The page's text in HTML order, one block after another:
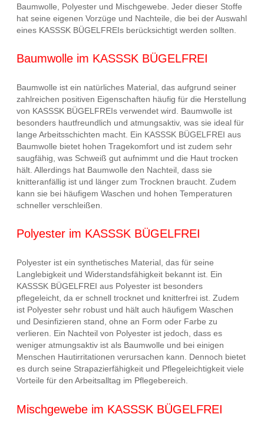
Baumwolle, Polyester und Mischgewebe. Jeder dieser Stoffe
hat seine eigenen Vorzüge und Nachteile, die bei der Auswahl
eines KASSSK BÜGELFREIs berücksichtigt werden sollten.
Baumwolle im KASSSK BÜGELFREI
Baumwolle ist ein natürliches Material, das aufgrund seiner
zahlreichen positiven Eigenschaften häufig für die Herstellung
von KASSSK BÜGELFREIs verwendet wird. Baumwolle ist
besonders hautfreundlich und atmungsaktiv, was sie ideal für
lange Arbeitsschichten macht. Ein KASSSK BÜGELFREI aus
Baumwolle bietet hohen Tragekomfort und ist zudem sehr
saugfähig, was Schweiß gut aufnimmt und die Haut trocken
hält. Allerdings hat Baumwolle den Nachteil, dass sie
knitteranfällig ist und länger zum Trocknen braucht. Zudem
kann sie bei häufigem Waschen und hohen Temperaturen
schneller verschleißen.
Polyester im KASSSK BÜGELFREI
Polyester ist ein synthetisches Material, das für seine
Langlebigkeit und Widerstandsfähigkeit bekannt ist. Ein
KASSSK BÜGELFREI aus Polyester ist besonders
pflegeleicht, da er schnell trocknet und knitterfrei ist. Zudem
ist Polyester sehr robust und hält auch häufigem Waschen
und Desinfizieren stand, ohne an Form oder Farbe zu
verlieren. Ein Nachteil von Polyester ist jedoch, dass es
weniger atmungsaktiv ist als Baumwolle und bei einigen
Menschen Hautirritationen verursachen kann. Dennoch bietet
es durch seine Strapazierfähigkeit und Pflegeleichtigkeit viele
Vorteile für den Arbeitsalltag im Pflegebereich.
Mischgewebe im KASSSK BÜGELFREI